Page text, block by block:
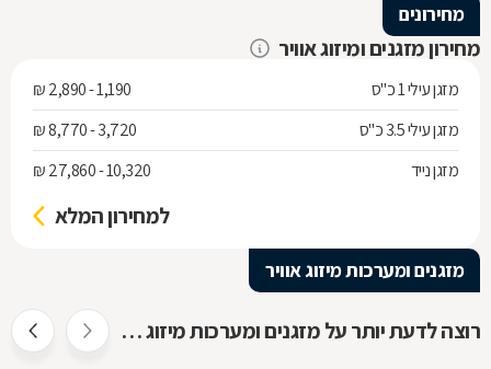
מחירונים
מחירון מזגנים ומיזוג אוויר
מזגן עילי 1 כ"ס
1,190 - 2,890 ₪
מזגן עילי 3.5 כ"ס
3,720 - 8,770 ₪
מזגן נייד
10,320 - 27,860 ₪
למחירון המלא
מזגנים ומערכות מיזוג אוויר
רוצה לדעת יותר על מזגנים ומערכות מיזוג אוויר ?